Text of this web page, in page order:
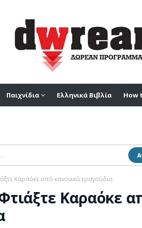
Παιχνίδια Ελληνικά Βιβλία How
Καραόκε από κανονικά τραγούδια
Καραόκε